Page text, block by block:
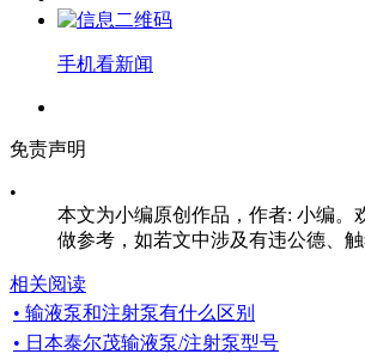
手机看新闻
免责声明
•
本文为小编原创作品，作者: 小编。
做参考，如若文中涉及有违公德、
相关阅读
• 输液泵和注射泵有什么区别
• 日本泰尔茂输液泵/注射泵型号